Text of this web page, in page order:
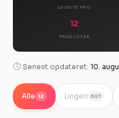
LAVESTE PRIS
12
PRODUKTER
Senest opdateret: 10.
Alle 12 Lingeri 647